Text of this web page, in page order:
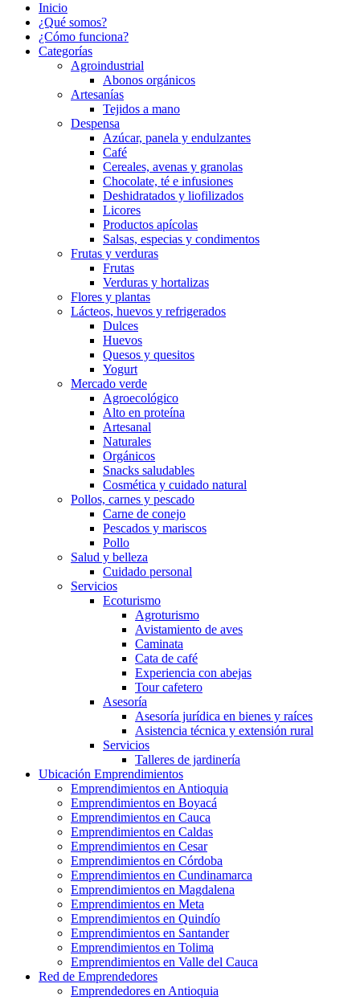
Inicio
¿Qué somos?
¿Cómo funciona?
Categorías
Agroindustrial
Abonos orgánicos
Artesanías
Tejidos a mano
Despensa
Azúcar, panela y endulzantes
Café
Cereales, avenas y granolas
Chocolate, té e infusiones
Deshidratados y liofilizados
Licores
Productos apícolas
Salsas, especias y condimentos
Frutas y verduras
Frutas
Verduras y hortalizas
Flores y plantas
Lácteos, huevos y refrigerados
Dulces
Huevos
Quesos y quesitos
Yogurt
Mercado verde
Agroecológico
Alto en proteína
Artesanal
Naturales
Orgánicos
Snacks saludables
Cosmética y cuidado natural
Pollos, carnes y pescado
Carne de conejo
Pescados y mariscos
Pollo
Salud y belleza
Cuidado personal
Servicios
Ecoturismo
Agroturismo
Avistamiento de aves
Caminata
Cata de café
Experiencia con abejas
Tour cafetero
Asesoría
Asesoría jurídica en bienes y raíces
Asistencia técnica y extensión rural
Servicios
Talleres de jardinería
Ubicación Emprendimientos
Emprendimientos en Antioquia
Emprendimientos en Boyacá
Emprendimientos en Cauca
Emprendimientos en Caldas
Emprendimientos en Cesar
Emprendimientos en Córdoba
Emprendimientos en Cundinamarca
Emprendimientos en Magdalena
Emprendimientos en Meta
Emprendimientos en Quindío
Emprendimientos en Santander
Emprendimientos en Tolima
Emprendimientos en Valle del Cauca
Red de Emprendedores
Emprendedores en Antioquia